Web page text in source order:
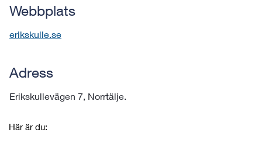
Webbplats
erikskulle.se
Adress
Erikskullevägen 7, Norrtälje.
Här är du: